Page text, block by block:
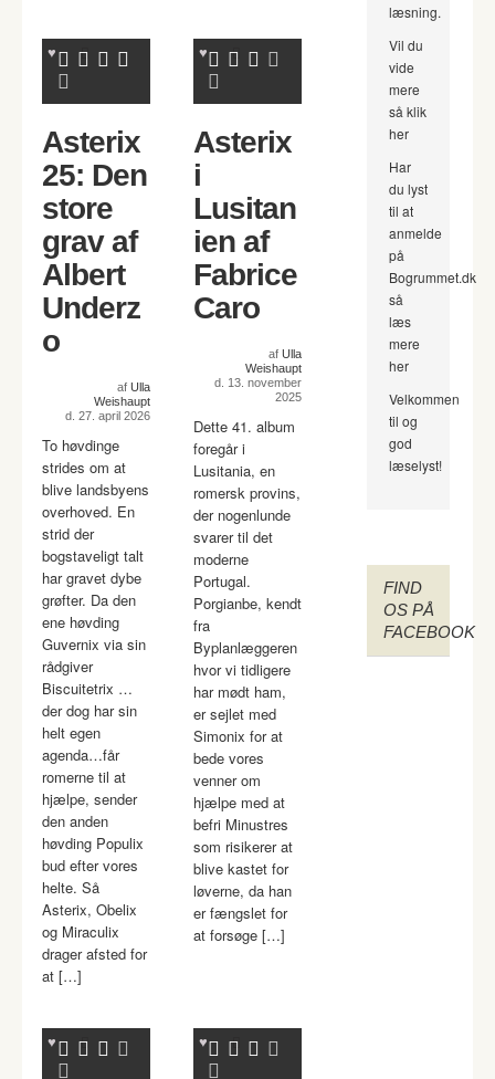
Asterix
25: Den
store
grav af
Albert
Underz
o
af Ulla
Weishaupt
d. 27. april 2026
To høvdinge
strides om at
blive landsbyens
overhoved. En
strid der
bogstaveligt talt
har gravet dybe
grøfter. Da den
ene høvding
Guvernix via sin
rådgiver
Biscuitetrix …
der dog har sin
helt egen
agenda…får
romerne til at
hjælpe, sender
den anden
høvding Populix
bud efter vores
helte. Så
Asterix, Obelix
og Miraculix
drager afsted for
at […]
Asterix
i
Lusitan
ien af
Fabrice
Caro
af Ulla
Weishaupt
d. 13. november
2025
Dette 41. album
foregår i
Lusitania, en
romersk provins,
der nogenlunde
svarer til det
moderne
Portugal.
Porgianbe, kendt
fra
Byplanlæggeren
hvor vi tidligere
har mødt ham,
er sejlet med
Simonix for at
bede vores
venner om
hjælpe med at
befri Minustres
som risikerer at
blive kastet for
løverne, da han
er fængslet for
at forsøge […]
læsning.
Vil du
vide
mere
så klik
her
Har
du lyst
til at
anmelde
på
Bogrummet.dk
så
læs
mere
her
Velkommen
til og
god
læselyst!
FIND
OS PÅ
FACEBOOK